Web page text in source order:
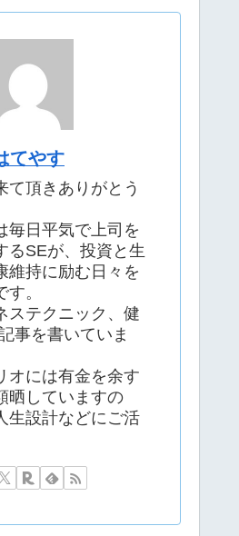
てやす
て頂きありがとう
毎日平気で上司を
るSEが、投資と生
維持に励む日々を
。
ステクニック、健
事を書いていま
オには有金を余す
晒していますの
生設計などにご活